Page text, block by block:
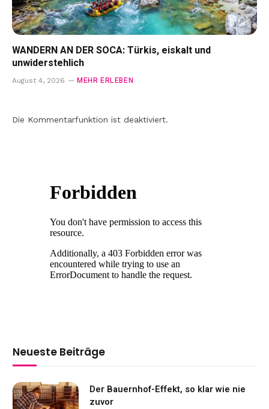
WANDERN AN DER SOCA: Türkis, eiskalt und
unwiderstehlich
August 4, 2026 MEHR ERLEBEN
Die Kommentarfunktion ist deaktiviert.
Neueste Beiträge
Der Bauernhof-Effekt, so klar wie nie
zuvor